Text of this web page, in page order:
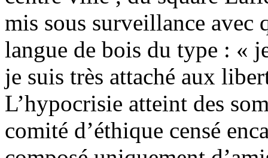
mis sous surveillance avec
langue de bois du type : «
je suis très attaché aux
L’hypocrisie atteint des
comité d’éthique censé